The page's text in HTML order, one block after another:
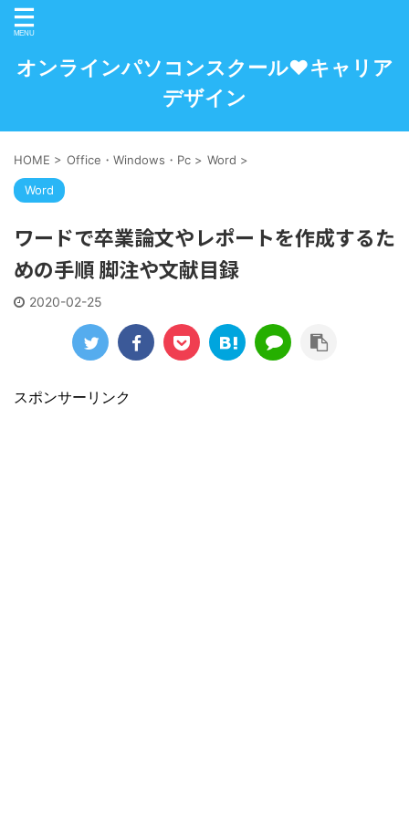
オンラインパソコンスクール♥キャリア
デザイン
HOME > Office・Windows・Pc > Word >
Word
ワードで卒業論文やレポートを作成するた
めの手順 脚注や文献目録
2020-02-25
スポンサーリンク